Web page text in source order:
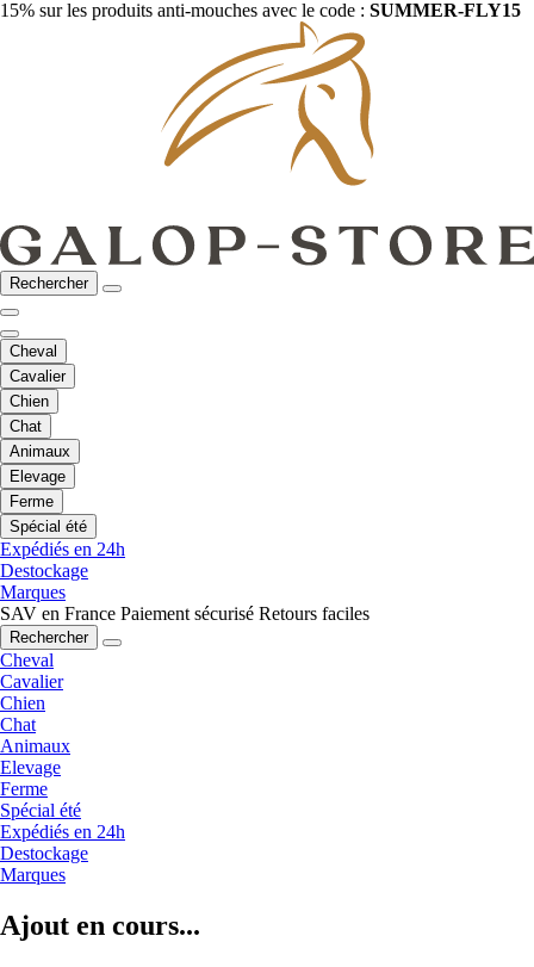
15% sur les produits anti-mouches avec le code : SUMMER-FLY15
Rechercher
Cheval
Cavalier
Chien
Chat
Animaux
Elevage
Ferme
Spécial été
Expédiés en 24h
Destockage
Marques
SAV en France Paiement sécurisé Retours faciles
Rechercher
Cheval
Cavalier
Chien
Chat
Animaux
Elevage
Ferme
Spécial été
Expédiés en 24h
Destockage
Marques
Ajout en cours...